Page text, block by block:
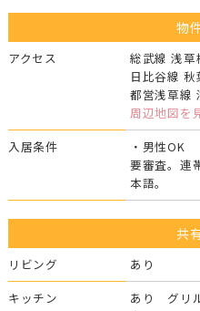
物
アクセス
総武線 浅草
日比谷線
都営浅草線
周辺地図を
入居条件
・男性OK
要審査。連
本語。
共
リビング
あり
キッチン
あり グリ